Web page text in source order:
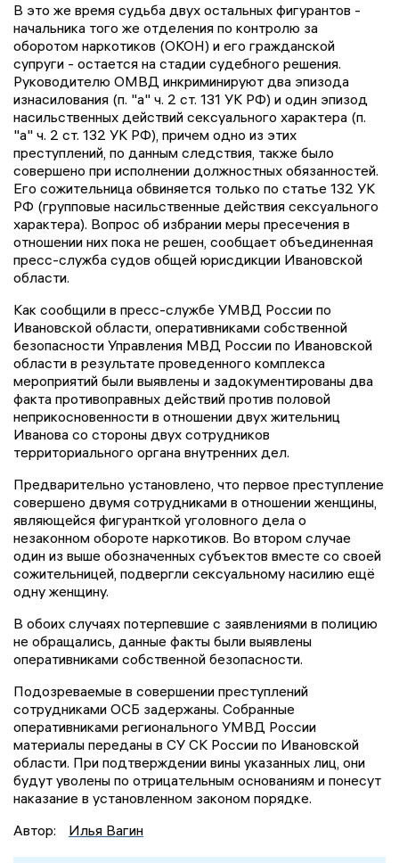
В это же время судьба двух остальных фигурантов -
начальника того же отделения по контролю за
оборотом наркотиков (ОКОН) и его гражданской
супруги - остается на стадии судебного решения.
Руководителю ОМВД инкриминируют два эпизода
изнасилования (п. "а" ч. 2 ст. 131 УК РФ) и один эпизод
насильственных действий сексуального характера (п.
"а" ч. 2 ст. 132 УК РФ), причем одно из этих
преступлений, по данным следствия, также было
совершено при исполнении должностных обязанностей.
Его сожительница обвиняется только по статье 132 УК
РФ (групповые насильственные действия сексуального
характера). Вопрос об избрании меры пресечения в
отношении них пока не решен, сообщает объединенная
пресс-служба судов общей юрисдикции Ивановской
области.
Как сообщили в пресс-службе УМВД России по
Ивановской области, оперативниками собственной
безопасности Управления МВД России по Ивановской
области в результате проведенного комплекса
мероприятий были выявлены и задокументированы два
факта противоправных действий против половой
неприкосновенности в отношении двух жительниц
Иванова со стороны двух сотрудников
территориального органа внутренних дел.
Предварительно установлено, что первое преступление
совершено двумя сотрудниками в отношении женщины,
являющейся фигуранткой уголовного дела о
незаконном обороте наркотиков. Во втором случае
один из выше обозначенных субъектов вместе со своей
сожительницей, подвергли сексуальному насилию ещё
одну женщину.
В обоих случаях потерпевшие с заявлениями в полицию
не обращались, данные факты были выявлены
оперативниками собственной безопасности.
Подозреваемые в совершении преступлений
сотрудниками ОСБ задержаны. Собранные
оперативниками регионального УМВД России
материалы переданы в СУ СК России по Ивановской
области. При подтверждении вины указанных лиц, они
будут уволены по отрицательным основаниям и понесут
наказание в установленном законом порядке.
Автор:
Илья Вагин